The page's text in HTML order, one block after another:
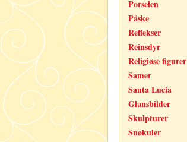
Porselen
Påske
Reflekser
Reinsdyr
Religiøse figurer
Samer
Santa Lucia
Glansbilder
Skulpturer
Snøkuler